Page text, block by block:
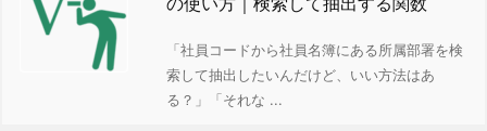
「社員コードから社員名簿にある所属部署を検
索して抽出したいんだけど、いい方法はあ
る？」
「それな ...